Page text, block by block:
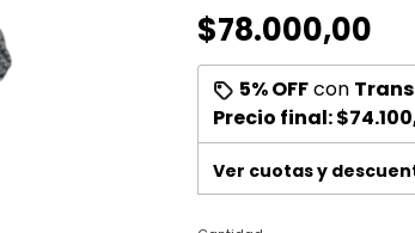
$78.000,00
5% OFFcon
Precio final:
Ver cuotas y